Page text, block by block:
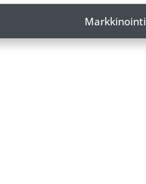
Markkinointi